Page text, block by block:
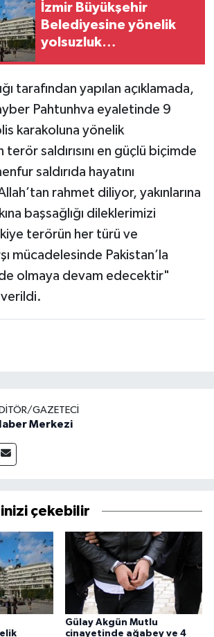
İzmir Büyükşehir
Belediyesine yönelik
yolsuzluk
tarafından yapılan açıklamada,
Pahtunhva eyaletinde 9
karakoluna yönelik
saldırısını en güçlü biçimde
saldırıda hayatını
rahmet diliyor, yakınlarına
başsağlığı dileklerimizi
terörün her türü ve
mücadelesinde Pakistan’la
olmaya devam edecektir"
GAZETECI
Merkezi
çekebilir
Gülay Akgün Mutlu
cinayetinde ağabey ve 4